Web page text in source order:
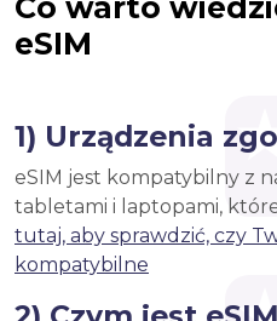
Co warto
eSIM
1) Urządzenia
eSIM jest kompatybilny z
tabletami i laptopami,
tutaj, aby sprawdzić, czy
kompatybilne